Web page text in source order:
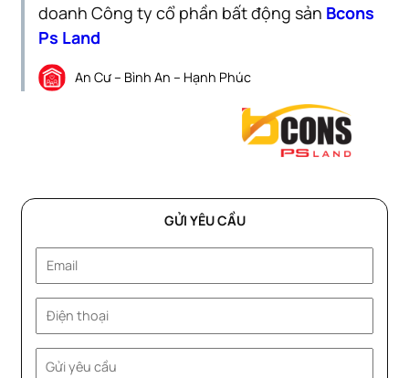
doanh Công ty cổ phần bất động sản Bcons
Ps Land
An Cư – Bình An – Hạnh Phúc
GỬI YÊU CẦU